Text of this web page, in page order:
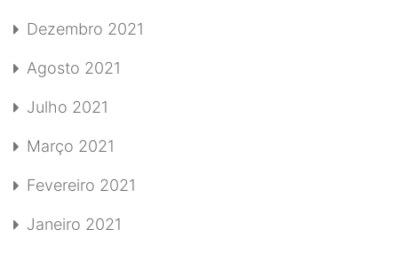
Dezembro 2021
Agosto 2021
Julho 2021
Março 2021
Fevereiro 2021
Janeiro 2021